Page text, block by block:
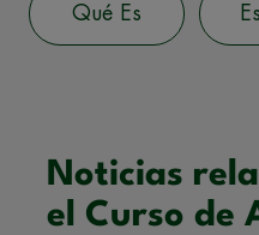
Qué Es
Noticias
el Curso de